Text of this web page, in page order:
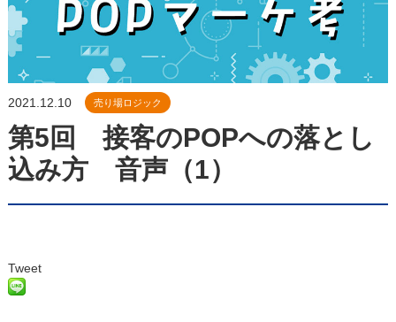
2021.12.10 売り場ロジック
第5回 接客のPOPへの落とし
込み方 音声（1）
Tweet